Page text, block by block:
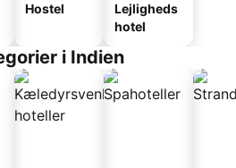
Hostel
Lejligheds
hotel
i Indien